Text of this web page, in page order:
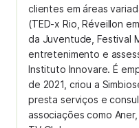
clientes em áreas
(TED-x Rio, Réveillon
da Juventude, Festival
entretenimento e
Instituto Innovare. É
de 2021, criou a
presta serviços e
associações como